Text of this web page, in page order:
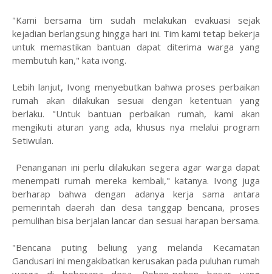
"Kami bersama tim sudah melakukan evakuasi sejak
kejadian berlangsung hingga hari ini. Tim kami tetap bekerja
untuk memastikan bantuan dapat diterima warga yang
membutuh kan," kata ivong.
Lebih lanjut, Ivong menyebutkan bahwa proses perbaikan
rumah akan dilakukan sesuai dengan ketentuan yang
berlaku. "Untuk bantuan perbaikan rumah, kami akan
mengikuti aturan yang ada, khusus nya melalui program
Setiwulan.
Penanganan ini perlu dilakukan segera agar warga dapat
menempati rumah mereka kembali," katanya. Ivong juga
berharap bahwa dengan adanya kerja sama antara
pemerintah daerah dan desa tanggap bencana, proses
pemulihan bisa berjalan lancar dan sesuai harapan bersama.
"Bencana puting beliung yang melanda Kecamatan
Gandusari ini mengakibatkan kerusakan pada puluhan rumah